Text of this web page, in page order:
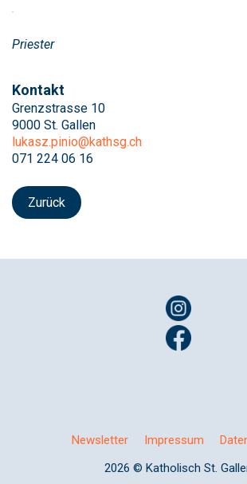
Priester
Kontakt
Grenzstrasse 10
9000 St. Gallen
lukasz.pinio@kathsg.ch
071 224 06 16
Zurück
Newsletter Impressum
2026 © Katholisch St.